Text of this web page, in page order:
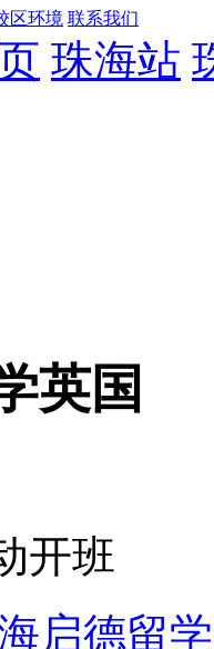
区环境 联系我们
珠海站
英国
开班
启德留学